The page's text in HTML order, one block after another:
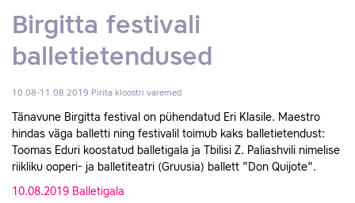
Birgitta festivali
balletietendused
10.08-11.08.2019 Pirita kloostri varemed
Tänavune Birgitta festival on pühendatud Eri Klasile. Maestro
hindas väga balletti ning festivalil toimub kaks balletietendust:
Toomas Eduri koostatud balletigala ja Tbilisi Z. Paliashvili nimelise
riikliku ooperi- ja balletiteatri (Gruusia) ballett "Don Quijote".
10.08.2019 Balletigala